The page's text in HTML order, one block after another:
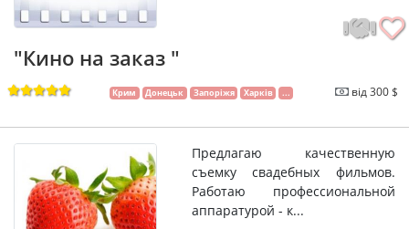
"Кино на заказ "
Крим Донецьк Запоріжя Харків ... від 300 $
Предлагаю качественную
съемку свадебных фильмов.
Работаю профессиональной
аппаратурой - к...